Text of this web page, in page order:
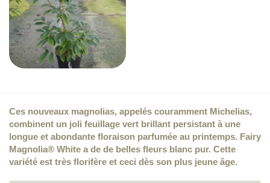
Ces nouveaux magnolias, appelés couramment Michelias,
combinent un joli feuillage vert brillant persistant à une
longue et abondante floraison parfumée au printemps. Fairy
Magnolia® White a de de belles fleurs blanc pur. Cette
variété est très florifère et ceci dès son plus jeune âge.